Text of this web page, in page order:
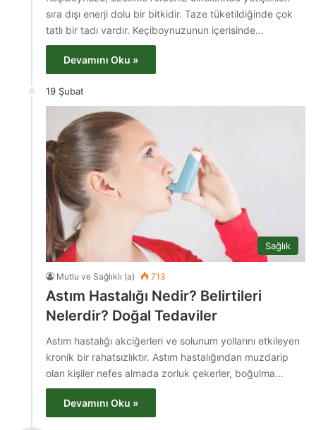
sıra dışı enerji dolu bir bitkidir. Taze tüketildiğinde çok
tatlı bir tadı vardır. Keçiboynuzunun içerisinde…
Devamını Oku »
19 Şubat
Sağlık
Mutlu ve Sağlıklı (a) 713
Astım Hastalığı Nedir? Belirtileri
Nelerdir? Doğal Tedaviler
Astım hastalığı akciğerleri ve solunum yollarını etkileyen
kronik bir rahatsızlıktır. Astım hastalığından muzdarip
olan kişiler nefes almada zorluk çekerler, boğulma…
Devamını Oku »